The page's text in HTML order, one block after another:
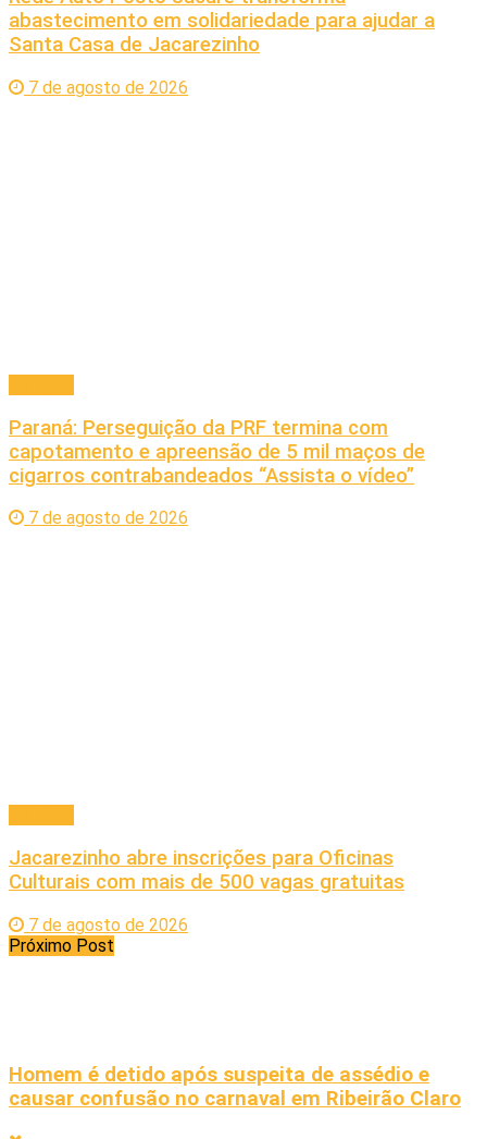
abastecimento em solidariedade para ajudar a
Santa Casa de Jacarezinho
7 de agosto de 2026
Paraná: Perseguição da PRF termina com
capotamento e apreensão de 5 mil maços de
cigarros contrabandeados “Assista o vídeo”
7 de agosto de 2026
Jacarezinho abre inscrições para Oficinas
Culturais com mais de 500 vagas gratuitas
7 de agosto de 2026
Próximo Post
Homem é detido após suspeita de assédio e
causar confusão no carnaval em Ribeirão Claro